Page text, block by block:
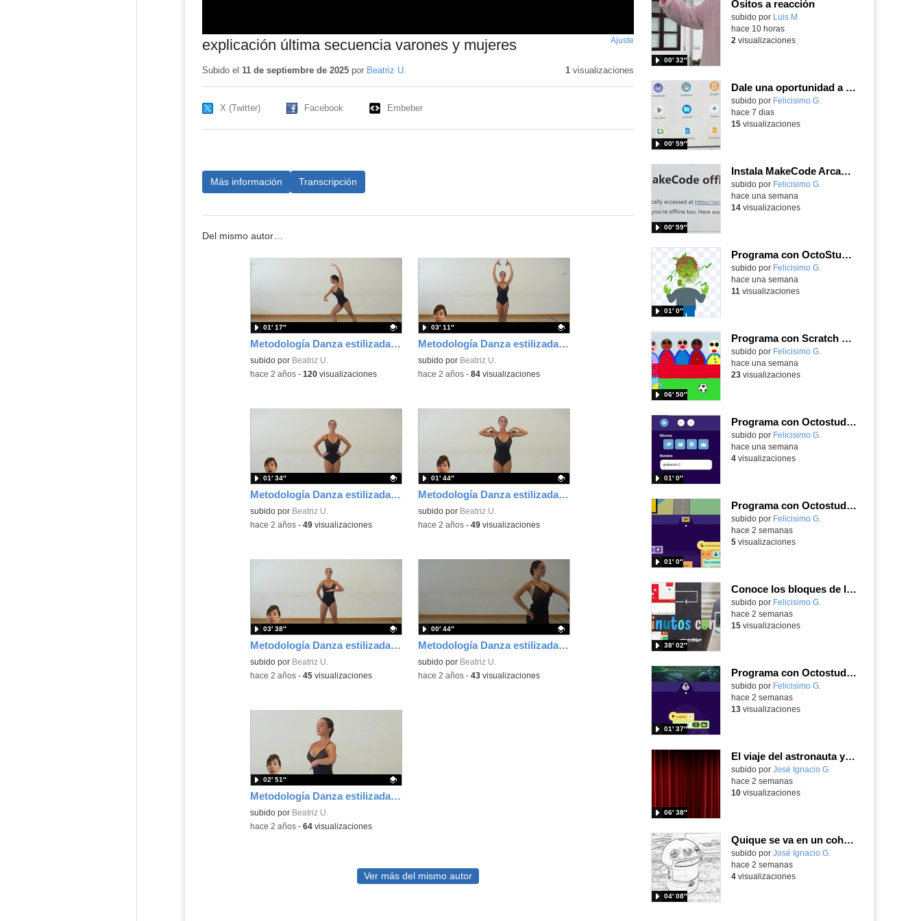
explicación última secuencia varones y mujeres Ajuste
pantalla
Subido el 11 de septiembre de 2025por Beatriz U. 1visualizaciones
X (Twitter) Facebook Embeber
Más información Transcripción
Del mismo autor…
Metodología Danza estilizada Rocío Espada y Beatriz Uría. Vuelta de pecho
Contenido educativo.
subido por Beatriz U.
01′ 17″
-hace 2 años- 120visualizaciones
Metodología Danza estilizada Rocío Espada y Beatriz Uría. Séptimas
Contenido educativo.
subido por Beatriz U.
03′ 11″
-hace 2 años- 84visualizaciones
Metodología Danza estilizada Rocío Espada y Beatriz Uría. Marcajes sin desplazamiento sin braceos
Contenido educativo.
subido por Beatriz U.
01′ 34″
-hace 2 años- 49visualizaciones
Metodología Danza estilizada Rocío Espada y Beatriz Uría. Marcajes sin desplazamiento con braceos
Contenido educativo.
subido por Beatriz U.
01′ 44″
-hace 2 años- 49visualizaciones
Metodología Danza estilizada Rocío Espada y Beatriz Uría. Cuarta posición
Contenido educativo.
subido por Beatriz U.
03′ 38″
-hace 2 años- 45visualizaciones
Metodología Danza estilizada Rocío Espada y Beatriz Uría. Coordinación
Contenido educativo.
subido por Beatriz U.
00′ 44″
-hace 2 años- 43visualizaciones
Metodología Danza estilizada Rocío Espada y Beatriz Uría. Colocación
Contenido educativo.
subido por Beatriz U.
02′ 51″
-hace 2 años- 64visualizaciones
Ver más del mismo autor
Ositos a reacción
Contenido educativo.
subido por Luis M.
00′ 32″
hace 10 horas
2 visualizaciones
Dale una oportunidad a los Chromebooks y utiliza un proyector para realizar talleres si no tienes pantallas táctiles
Contenido educativo.
subido por Felicisimo G.
00′ 59″
hace 7 dias
15visualizaciones
Instala MakeCode Arcade para trabajar offline en tu tablet, ordenador, Chromebook
Contenido educativo.
subido por Felicisimo G.
00′ 59″
hace una semana
14visualizaciones
Programa con OctoStudio, un juego homenajeando al House of the dead con Zombies
Contenido educativo.
subido por Felicisimo G.
01′ 0″
hace una semana
11 visualizaciones
Programa con Scratch Jr una barrera que se desplaza para dar sensación de movimiento
Contenido educativo.
subido por Felicisimo G.
06′ 50″
hace una semana
23visualizaciones
Programa con Octostudio, una animación utilizando la cámara para una foto y audio y texto para comunicar.
Contenido educativo.
subido por Felicisimo G.
01′ 0″
hace una semana
4visualizaciones
Programa con Octostudio, un juego de Educación Víal cruzando un paso de cebra.
Contenido educativo.
subido por Felicisimo G.
01′ 0″
hace 2 semanas
5visualizaciones
Conoce los bloques de la app Octostudio, gratuito, offline y para tu tablet y móvil - Contenido educativo
Contenido educativo.
subido por Felicisimo G.
38′ 02″
hace 2 semanas
15visualizaciones
Programa con Octostudio de un modo sencillo, offline y gratuito
Contenido educativo.
subido por Felicisimo G.
01′ 37″
hace 2 semanas
13visualizaciones
El viaje del astronauta y la luna
Contenido educativo.
subido por José Ignacio G.
06′ 38″
hace 2 semanas
10visualizaciones
Quique se va en un cohete
Contenido educativo.
subido por José Ignacio G.
04′ 08″
hace 2 semanas
4visualizaciones